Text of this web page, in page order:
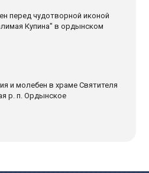
перед чудотворной иконой
Купина" в ордынском
и молебен в храме Святителя
р. п. Ордынское